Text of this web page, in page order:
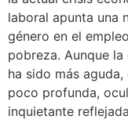
laboral apunta una
género en el
pobreza. Aunque
ha sido más
poco profunda,
inquietante